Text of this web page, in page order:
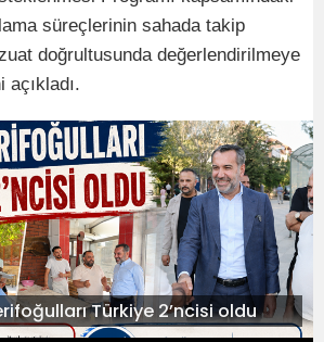
süreçlerinin sahada takip
doğrultusunda değerlendirilmeye
Türkiye 2’ncisi oldu